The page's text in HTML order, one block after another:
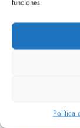
funciones.
Política
El pasado 6
nuestra